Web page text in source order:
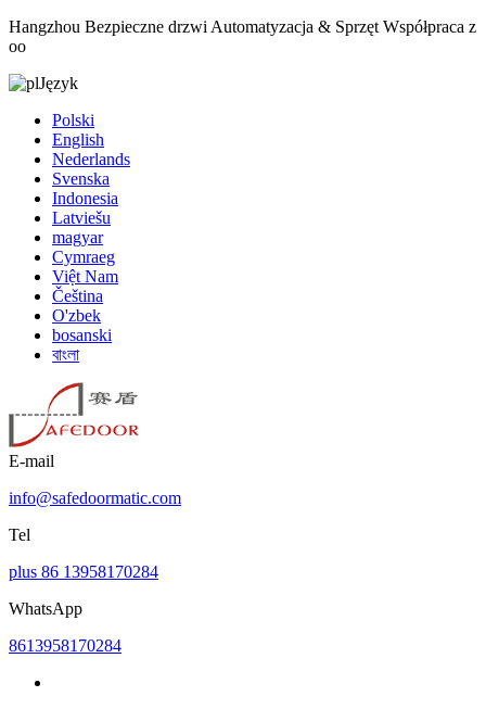
Hangzhou Bezpieczne drzwi Automatyzacja & Sprzęt Współpraca z
oo
Język
Polski
English
Nederlands
Svenska
Indonesia
Latviešu
magyar
Cymraeg
Việt Nam
Čeština
O'zbek
bosanski
বাংলা
E-mail
info@safedoormatic.com
Tel
plus 86 13958170284
WhatsApp
8613958170284